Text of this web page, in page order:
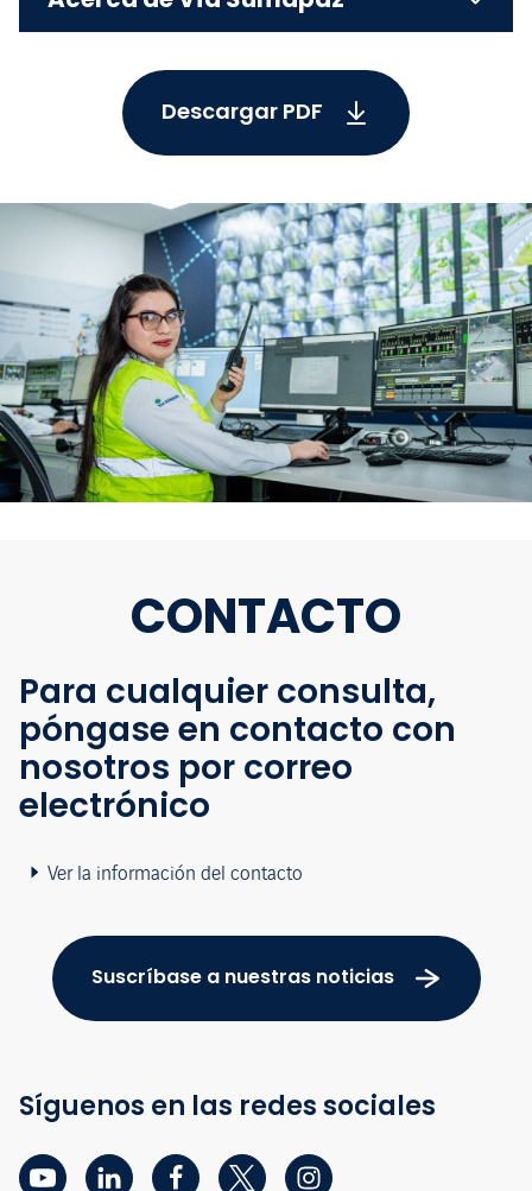
Descargar PDF
CONTACTO
Para cualquier consulta,
póngase en contacto con
nosotros por correo
electrónico
Ver la información del contacto
Suscríbase a nuestras noticias
Síguenos en las redes sociales